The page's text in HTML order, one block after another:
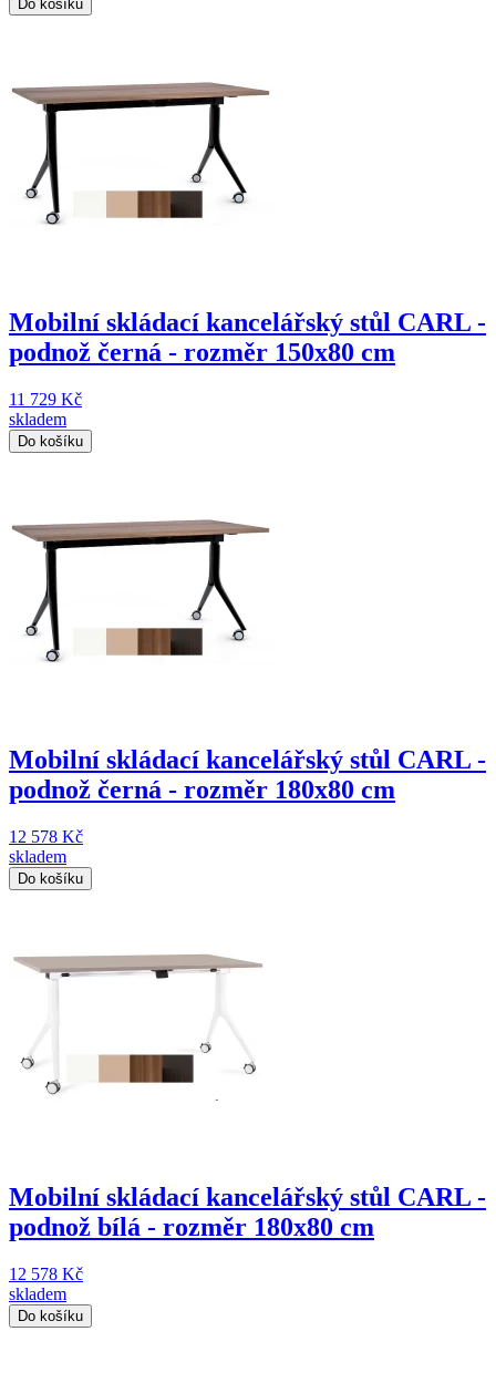
Do košíku
Mobilní skládací kancelářský stůl CARL -
podnož černá - rozměr 150x80 cm
11 729 Kč
skladem
Do košíku
Mobilní skládací kancelářský stůl CARL -
podnož černá - rozměr 180x80 cm
12 578 Kč
skladem
Do košíku
Mobilní skládací kancelářský stůl CARL -
podnož bílá - rozměr 180x80 cm
12 578 Kč
skladem
Do košíku